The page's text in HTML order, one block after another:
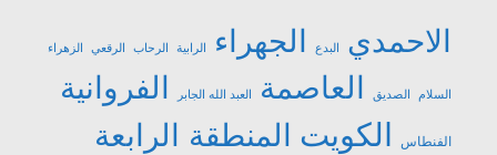
الاحمدي البدع الجهراء الرابية الرحاب الرقعي الزهراء
السلام الصديق العاصمة العبد الله الجابر الفروانية
الفنطاس الكويت المنطقة الرابعة